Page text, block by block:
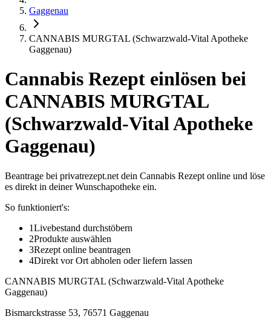
Gaggenau
CANNABIS MURGTAL (Schwarzwald-Vital Apotheke
Gaggenau)
Cannabis Rezept einlösen bei
CANNABIS MURGTAL
(Schwarzwald-Vital Apotheke
Gaggenau)
Beantrage bei privatrezept.net dein Cannabis Rezept online und löse
es direkt in deiner Wunschapotheke ein.
So funktioniert's:
1Livebestand durchstöbern
2Produkte auswählen
3Rezept online beantragen
4Direkt vor Ort abholen oder liefern lassen
CANNABIS MURGTAL (Schwarzwald-Vital Apotheke
Gaggenau)
Bismarckstrasse 53, 76571 Gaggenau